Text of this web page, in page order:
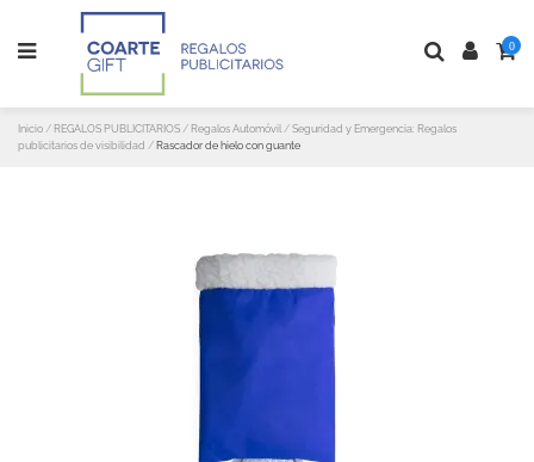
0
Inicio REGALOS PUBLICITARIOS Regalos Automóvil
Seguridad y Emergencia: Regalos
publicitarios de visibilidad
Rascador de hielo con guante